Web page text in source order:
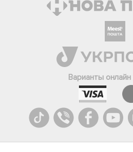
Варианты